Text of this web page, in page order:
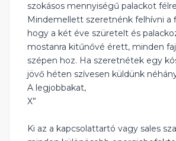
szokásos mennyiségű palackot
Mindemellett szeretnénk felhívni
hogy a két éve szüretelt és
mostanra kitűnővé érett, minden
szépen hoz. Ha szeretnétek egy
jövő héten szívesen küldünk
A legjobbakat,
X”
Ki az a kapcsolattartó vagy sales